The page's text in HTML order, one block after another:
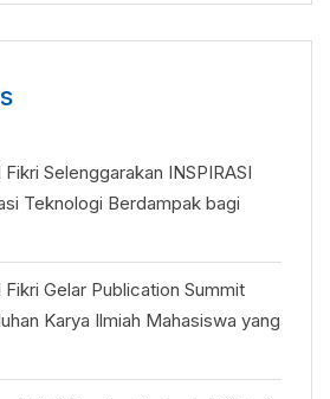
Selenggarakan INSPIRASI
Teknologi Berdampak bagi
Gelar Publication Summit
Karya Ilmiah Mahasiswa yang